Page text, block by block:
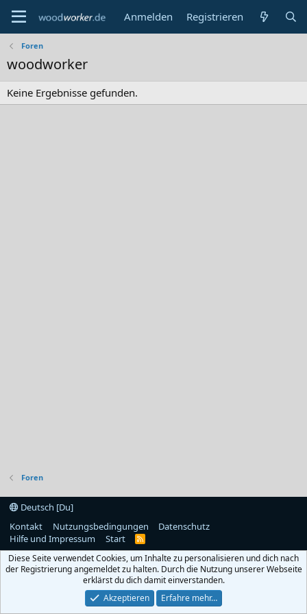
Anmelden Registrieren
Foren
woodworker
Keine Ergebnisse gefunden.
Foren
Deutsch [Du]
Kontakt
Nutzungsbedingungen
Datenschutz
Hilfe und Impressum
Start
R
S
Diese Seite verwendet Cookies, um Inhalte zu personalisieren und dich nach
der Registrierung angemeldet zu halten. Durch die Nutzung unserer Webseite
erklärst du dich damit einverstanden.
Akzeptieren
Erfahre mehr…